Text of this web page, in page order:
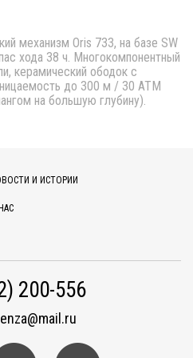
механизм Oris 733, на базе SW
хода 38 ч. Многокомпонентный
керамический ободок с
до 300 м / 30 АТМ
на большую глубину).
И ИСТОРИИ
200-556